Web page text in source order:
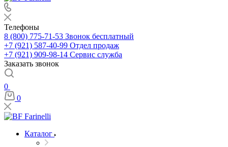
Телефоны
8 (800) 775-71-53 Звонок бесплатный
+7 (921) 587-40-99 Отдел продаж
+7 (921) 909-98-14 Сервис служба
Заказать звонок
0
0
Каталог